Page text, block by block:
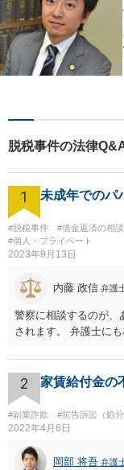
脱税事件の法律
1 未成年でのパ
#脱税事件 #借金返済の相
#個人・プライベート
2023年9月13日
内藤 政信 弁護
警察に相談するのが、
されます。 弁護士に
2 家賃給付金の
#副業詐欺 #抗告訴訟（処分
2022年4月6日
岡部 将吾 弁護